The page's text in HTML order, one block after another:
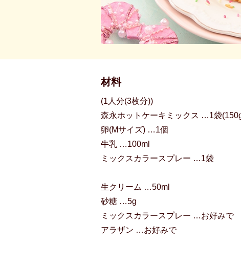
材料
(1人分(3枚分))
森永ホットケーキミックス …1袋
卵(Mサイズ) …1個
牛乳 …100ml
ミックスカラースプレー …1袋
生クリーム …50ml
砂糖 …5g
ミックスカラースプレー …お好みで
アラザン …お好みで